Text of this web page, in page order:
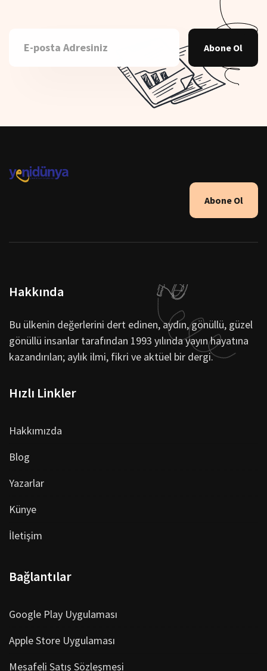
Abone Ol
Abone Ol
Hakkında
Bu ülkenin değerlerini dert edinen, aydın, gönüllü, güzel
gönüllü insanlar tarafından 1993 yılında yayın hayatına
kazandırılan; aylık ilmi, fikri ve aktüel bir dergi.
Hızlı Linkler
Hakkımızda
Blog
Yazarlar
Künye
İletişim
Bağlantılar
Google Play Uygulaması
Apple Store Uygulaması
Mesafeli Satış Sözleşmesi